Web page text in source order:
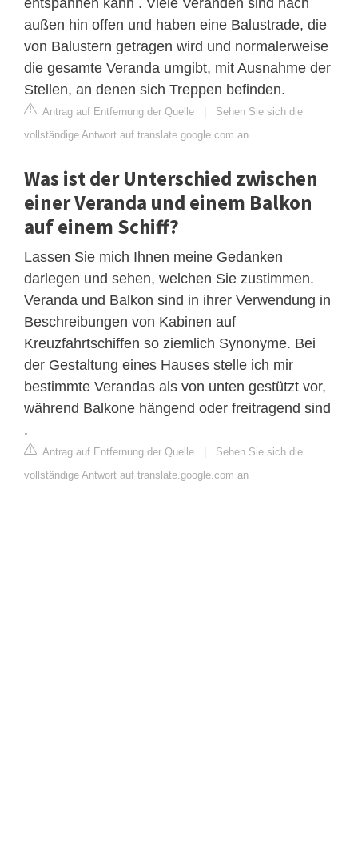
außen hin offen und haben eine Balustrade, die
von Balustern getragen wird und normalerweise
die gesamte Veranda umgibt, mit Ausnahme der
Stellen, an denen sich Treppen befinden.
Antrag auf Entfernung der Quelle | Sehen Sie sich die
vollständige Antwort auf translate.google.com an
Was ist der Unterschied zwischen
einer Veranda und einem Balkon
auf einem Schiff?
Lassen Sie mich Ihnen meine Gedanken
darlegen und sehen, welchen Sie zustimmen.
Veranda und Balkon sind in ihrer Verwendung in
Beschreibungen von Kabinen auf
Kreuzfahrtschiffen so ziemlich Synonyme. Bei
der Gestaltung eines Hauses stelle ich mir
bestimmte Verandas als von unten gestützt vor,
während Balkone hängend oder freitragend sind
.
Antrag auf Entfernung der Quelle | Sehen Sie sich die
vollständige Antwort auf translate.google.com an